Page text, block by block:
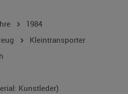
1984
Kleintransporter
Kunstleder)